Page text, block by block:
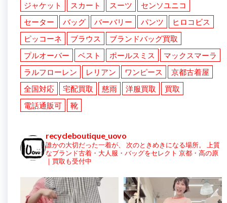
ジャケット
スカート スーツ
センソユニコ
セーター
バッグ バーバリー パンツ
ヒロコビス
ピッコーネ
ブラウス
ブランドバッグ買取
プルオーバー
ベスト ポールスミス
マックスマーラ
ラルフローレン
レリアン ワンピース
京都古着屋
全国対応
宅配買取 慈雨 洋服買取
買取
電話通販可
靴
recycleboutique_uovo
誰かの大切だった一着が、 次のときめきになる場所。
上質
なブランド古着・大人服・バッグをセレクト 京都・高の原
｜買取も受付中